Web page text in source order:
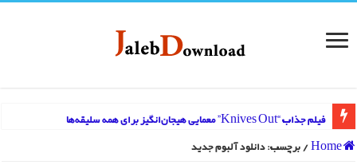
فیلم جذاب “Knives Out” معمایی هیجان‌انگیز برای همه سلیقه‌ها
Home
/برچسب:دانلود آلبوم جدید